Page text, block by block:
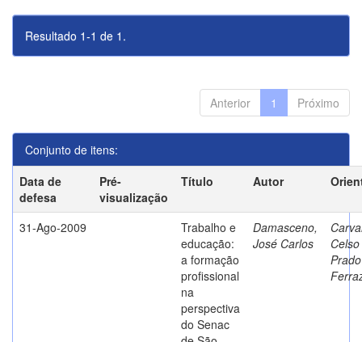
Resultado 1-1 de 1.
Anterior 1 Próximo
Conjunto de itens:
Data de
defesa
Pré-
visualização
Título Autor
31-Ago-2009
Trabalho e
educação:
a formação
profissional
na
perspectiva
do Senac
Damasceno,
José Carlos
Prado